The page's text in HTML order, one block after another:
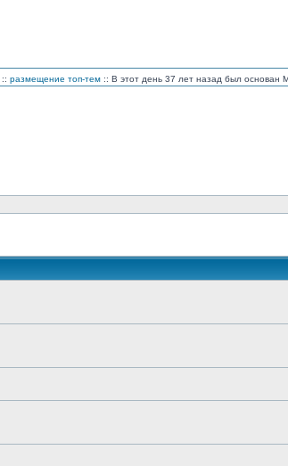
:: размещение топ-тем :: В этот день 37 лет назад был основан